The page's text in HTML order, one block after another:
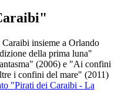
insieme a Orlando
della prima luna"
(2006) e "Ai confini
i confini del mare" (2011)
"Pirati dei Caraibi - La